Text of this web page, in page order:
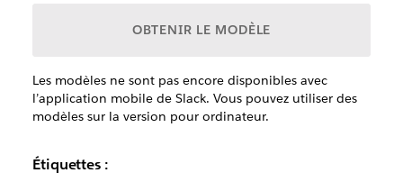
OBTENIR LE MODÈLE
Les modèles ne sont pas encore disponibles avec
l’application mobile de Slack. Vous pouvez utiliser des
modèles sur la version pour ordinateur.
Étiquettes :